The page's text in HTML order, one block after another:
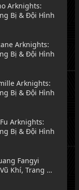
Arknights:
Bị & Đội Hình
Arknights:
Bị & Đội Hình
Arknights:
Bị & Đội Hình
Arknights:
Bị & Đội Hình
Fangyi
Khí, Trang Bị